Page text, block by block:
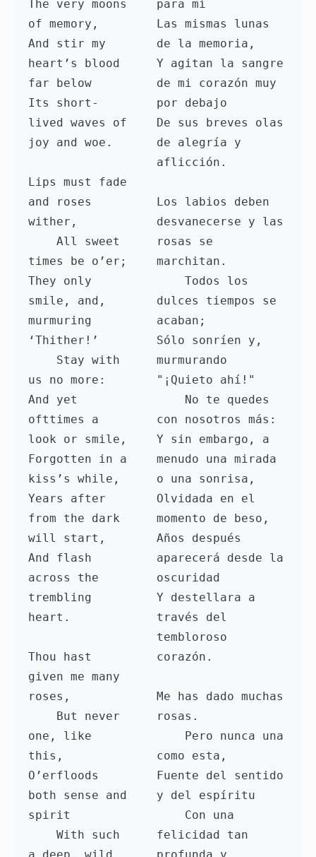
The very moons
of memory,
And stir my
heart’s blood
far below
Its short-
lived waves of
joy and woe.
Lips must fade
and roses
wither,
times be o’er;
They only
smile, and,
murmuring
‘Thither!’
us no more:
And yet
ofttimes a
look or smile,
Forgotten in a
kiss’s while,
Years after
from the dark
will start,
And flash
across the
trembling
heart.
Thou hast
given me many
roses,
one, like
this,
O’erfloods
both sense and
spirit
para mí
Las mismas lunas
de la memoria,
Y agitan la sangre
de mi corazón muy
por debajo
De sus breves olas
de alegría y
aflicción.
Los labios deben
desvanecerse y las
rosas se
marchitan.
    Todos los
dulces tiempos se
acaban;
Sólo sonríen y,
murmurando
"¡Quieto ahí!"
con nosotros más:
Y sin embargo, a
menudo una mirada
o una sonrisa,
Olvidada en el
momento de beso,
Años después
aparecerá desde la
oscuridad
Y destellara a
través del
tembloroso
corazón.
Me has dado muchas
rosas.
como esta,
Fuente del sentido
y del espíritu
felicidad tan